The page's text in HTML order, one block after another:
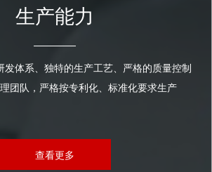
生产能力
发体系、独特的生产工艺、严格的质量控制
团队，严格按专利化、标准化要求生产
查看更多